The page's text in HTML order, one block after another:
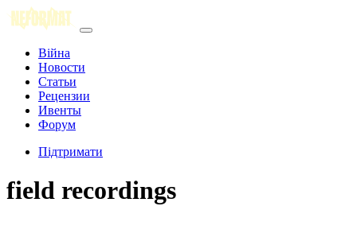
Війна
Новости
Статьи
Рецензии
Ивенты
Форум
Підтримати
field recordings